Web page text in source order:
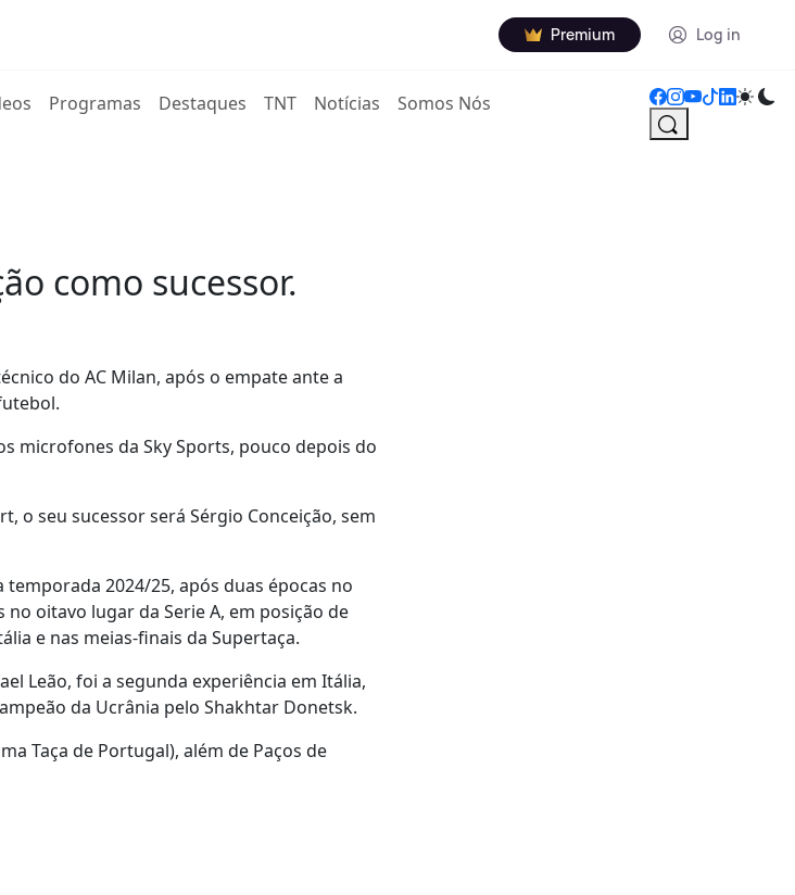
Premium Log in
Programas Destaques TNT Notícias Somos Nós
como sucessor.
do AC Milan, após o empate ante a
microfones da Sky Sports, pouco depois do
o seu sucessor será Sérgio Conceição, sem
2024/25, após duas épocas no
oitavo lugar da Serie A, em posição de
e nas meias-finais da Supertaça.
Leão, foi a segunda experiência em Itália,
da Ucrânia pelo Shakhtar Donetsk.
Taça de Portugal), além de Paços de